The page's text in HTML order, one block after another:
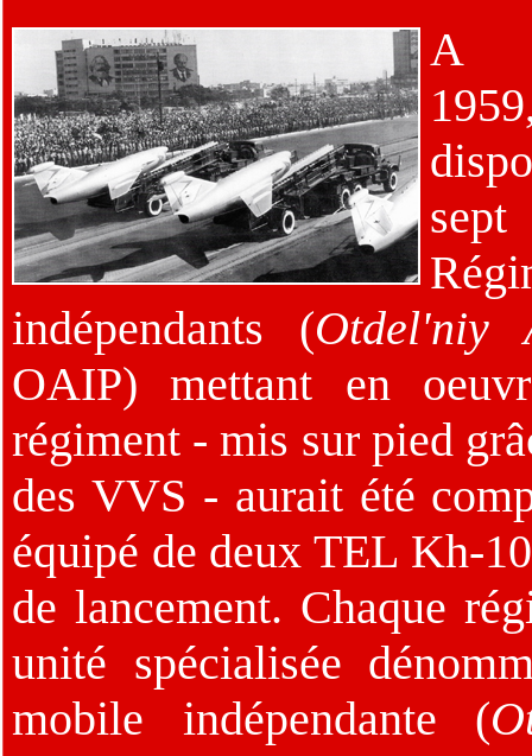
A
indépendants (Otdel'niy
OAIP) mettant en
régiment - mis sur pied
des VVS - aurait été
équipé de deux TEL Kh-
de lancement. Chaque
unité spécialisée
mobile indépendante (